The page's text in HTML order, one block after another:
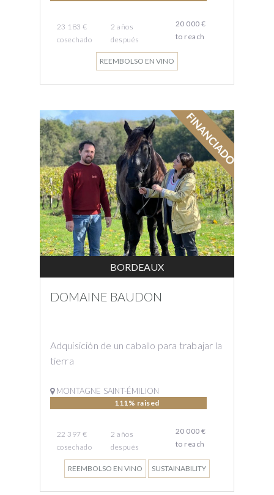
23 183 €
cosechado
2 años
después
20 000 €
to reach
REEMBOLSO EN VINO
BORDEAUX
DOMAINE BAUDON
Adquisición de un caballo para trabajar la
tierra
MONTAGNE SAINT-ÉMILION
111% raised
22 397 €
cosechado
2 años
después
20 000 €
to reach
REEMBOLSO EN VINO SUSTAINABILITY